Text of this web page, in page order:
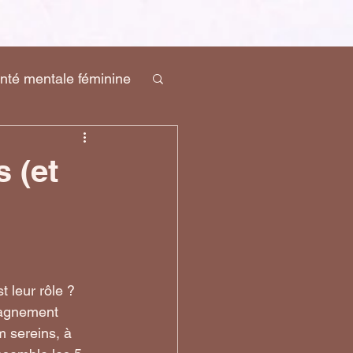
mentale féminine
(et
leur rôle ?
sereins, à